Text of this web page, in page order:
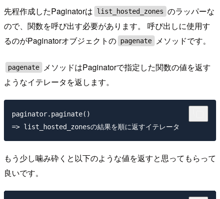
先程作成したPaginatorは list_hosted_zones のラッパーな
ので、関数を呼び出す必要があります。 呼び出しに使用す
るのがPaginatorオブジェクトの pagenate メソッドです。
pagenate
メソッドはPaginatorで指定した関数の値を返す
ようなイテレータを返します。
paginator.paginate()
もう少し噛み砕くと以下のような値を返すと思ってもらって
良いです。